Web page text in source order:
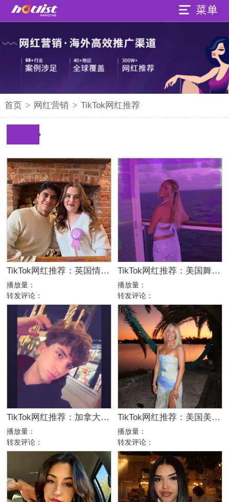
首页 > 网红营销 > TikTok网红推荐
TikTok网红推荐：英国情侣生活旅行博主，互动挑战达人合作
播放量：
转发评论：
TikTok网红推荐：美国舞蹈美女娱乐达人资源
播放量：
转发评论：
TikTok网红推荐：加拿大舞蹈娱乐kol达人
播放量：
转发评论：
TikTok网红推荐：美国美女日常博主，高互动舞蹈服饰达人合作
播放量：
转发评论：